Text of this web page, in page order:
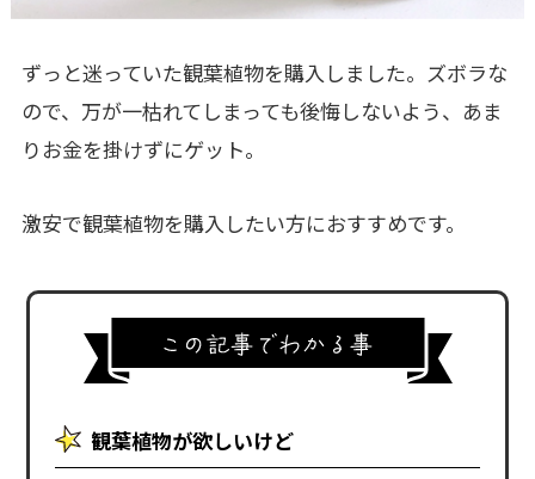
ずっと迷っていた観葉植物を購入しました。ズボラな
ので、万が一枯れてしまっても後悔しないよう、あま
りお金を掛けずにゲット。
激安で観葉植物を購入したい方におすすめです。
観葉植物が欲しいけど